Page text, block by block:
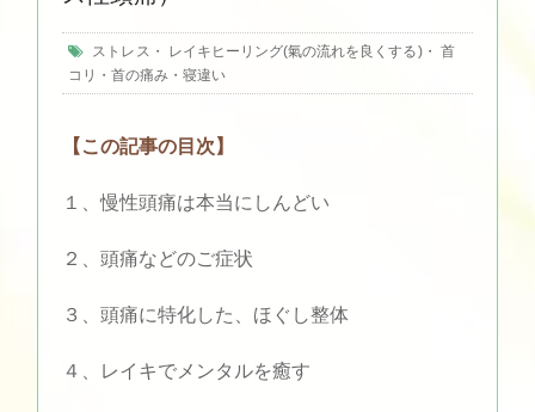
ストレス ・ レイキヒーリング(氣の流れを良くする)・ 首
コリ・首の痛み・寝違い
【この記事の目次】
１、慢性頭痛は本当にしんどい
２、頭痛などのご症状
３、頭痛に特化した、ほぐし整体
４、レイキでメンタルを癒す